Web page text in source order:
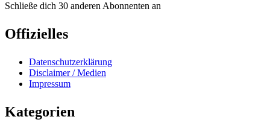
Schließe dich 30 anderen Abonnenten an
Offizielles
Datenschutzerklärung
Disclaimer / Medien
Impressum
Kategorien